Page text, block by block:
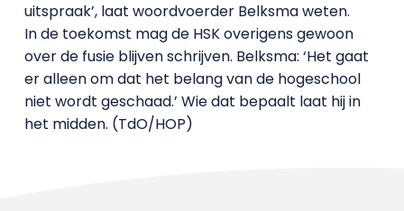
uitspraak’, laat woordvoerder Belksma weten.
In de toekomst mag de HSK overigens gewoon
over de fusie blijven schrijven. Belksma: ‘Het gaat
er alleen om dat het belang van de hogeschool
niet wordt geschaad.’ Wie dat bepaalt laat hij in
het midden. (TdO/HOP)